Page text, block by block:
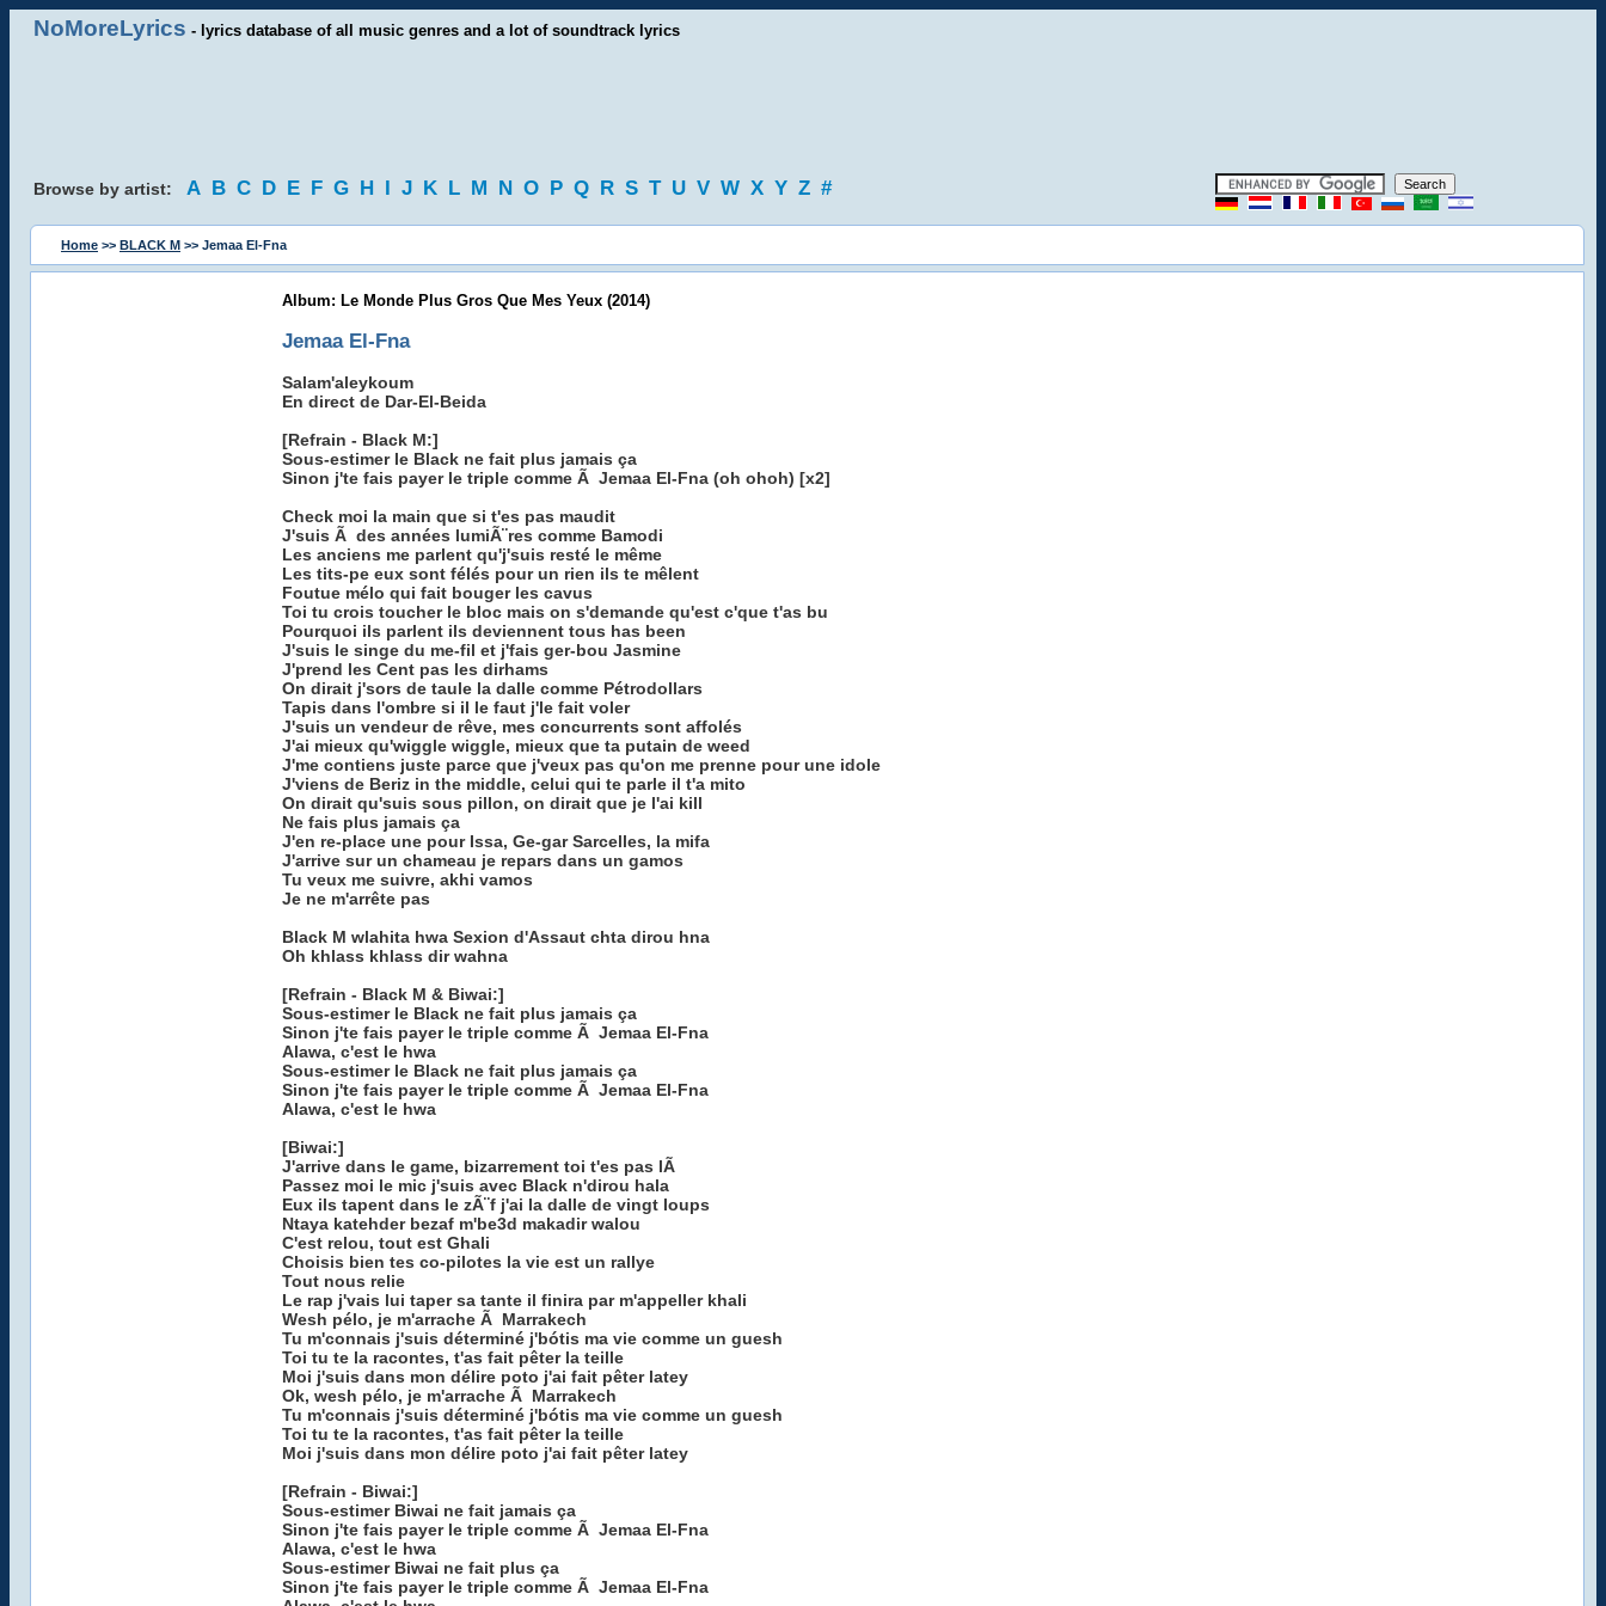
NoMoreLyrics - lyrics database of all music genres and a lot of soundtrack lyrics
Browse by artist: A B C D E F G H I J K L M N O P Q R S T U V W X Y Z #
Home >> BLACK M >> Jemaa El-Fna
Album: Le Monde Plus Gros Que Mes Yeux (2014)
Jemaa El-Fna
Salam'aleykoum
En direct de Dar-El-Beida
[Refrain - Black M:]
Sous-estimer le Black ne fait plus jamais ça
Sinon j'te fais payer le triple comme Ã Jemaa El-Fna (oh ohoh) [x2]
Check moi la main que si t'es pas maudit
J'suis Ã des années lumiÃ¨res comme Bamodi
Les anciens me parlent qu'j'suis resté le même
Les tits-pe eux sont félés pour un rien ils te mêlent
Foutue mélo qui fait bouger les cavus
Toi tu crois toucher le bloc mais on s'demande qu'est c'que t'as bu
Pourquoi ils parlent ils deviennent tous has been
J'suis le singe du me-fil et j'fais ger-bou Jasmine
J'prend les Cent pas les dirhams
On dirait j'sors de taule la dalle comme Pétrodollars
Tapis dans l'ombre si il le faut j'le fait voler
J'suis un vendeur de rêve, mes concurrents sont affolés
J'ai mieux qu'wiggle wiggle, mieux que ta putain de weed
J'me contiens juste parce que j'veux pas qu'on me prenne pour une idole
J'viens de Beriz in the middle, celui qui te parle il t'a mito
On dirait qu'suis sous pillon, on dirait que je l'ai kill
Ne fais plus jamais ça
J'en re-place une pour Issa, Ge-gar Sarcelles, la mifa
J'arrive sur un chameau je repars dans un gamos
Tu veux me suivre, akhi vamos
Je ne m'arrête pas
Black M wlahita hwa Sexion d'Assaut chta dirou hna
Oh khlass khlass dir wahna
[Refrain - Black M & Biwai:]
Sous-estimer le Black ne fait plus jamais ça
Sinon j'te fais payer le triple comme Ã Jemaa El-Fna
Alawa, c'est le hwa
Sous-estimer le Black ne fait plus jamais ça
Sinon j'te fais payer le triple comme Ã Jemaa El-Fna
Alawa, c'est le hwa
[Biwai:]
J'arrive dans le game, bizarrement toi t'es pas lÃ
Passez moi le mic j'suis avec Black n'dirou hala
Eux ils tapent dans le zÃ¨f j'ai la dalle de vingt loups
Ntaya katehder bezaf m'be3d makadir walou
C'est relou, tout est Ghali
Choisis bien tes co-pilotes la vie est un rallye
Tout nous relie
Le rap j'vais lui taper sa tante il finira par m'appeller khali
Wesh pélo, je m'arrache Ã Marrakech
Tu m'connais j'suis déterminé j'bótis ma vie comme un guesh
Toi tu te la racontes, t'as fait pêter la teille
Moi j'suis dans mon délire poto j'ai fait pêter latey
Ok, wesh pélo, je m'arrache Ã Marrakech
Tu m'connais j'suis déterminé j'bótis ma vie comme un guesh
Toi tu te la racontes, t'as fait pêter la teille
Moi j'suis dans mon délire poto j'ai fait pêter latey
[Refrain - Biwai:]
Sous-estimer Biwai ne fait jamais ça
Sinon j'te fais payer le triple comme Ã Jemaa El-Fna
Alawa, c'est le hwa
Sous-estimer Biwai ne fait plus ça
Sinon j'te fais payer le triple comme Ã Jemaa El-Fna